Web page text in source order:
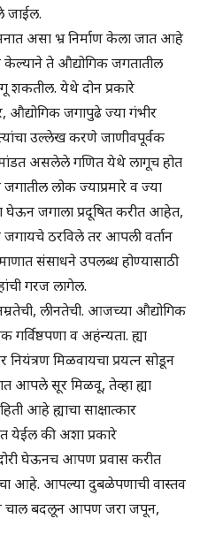
जाईल.
असा भ्र निर्माण केला जात आहे
केल्याने ते औद्योगिक जगतातील
शकतील. येथे दोन प्रकारे
जगापुढे ज्या गंभीर
उल्लेख करणे जाणीवपूर्वक
असलेले गणित येथे लागूच होत
लोक ज्याप्रमारे व ज्या
घेऊन जगाला प्रदूषित करीत आहेत,
जगायचे ठरविले तर आपली वर्तान
संसाधने उपलब्ध होण्यासाठी
गरज लागेल.
लीनतेची. आजच्या औद्योगिक
व अहंन्यता. ह्या
नियंत्रण मिळवायचा प्रयत्न सोडून
आपले सूर मिळवू, तेव्हा ह्या
आहे ह्याचा साक्षात्कार
येईल की अशा प्रकारे
घेऊनच आपण प्रवास करीत
आहे. आपल्या दुबळेपणाची वास्तव
चाल बदलून आपण जरा जपून,